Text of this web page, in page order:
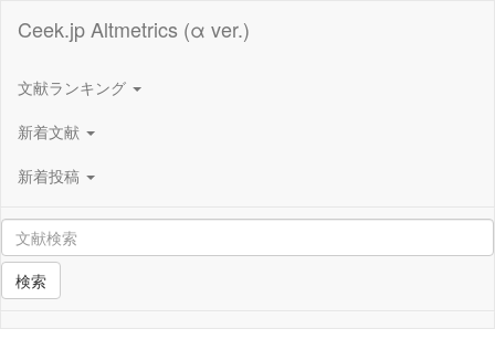
Ceek.jp Altmetrics (α ver.)
文献ランキング
新着文献
新着投稿
検索